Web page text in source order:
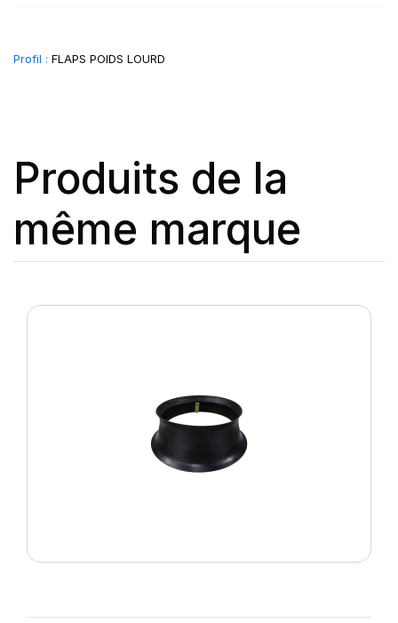
Profil : FLAPS POIDS LOURD
Produits de la
même marque